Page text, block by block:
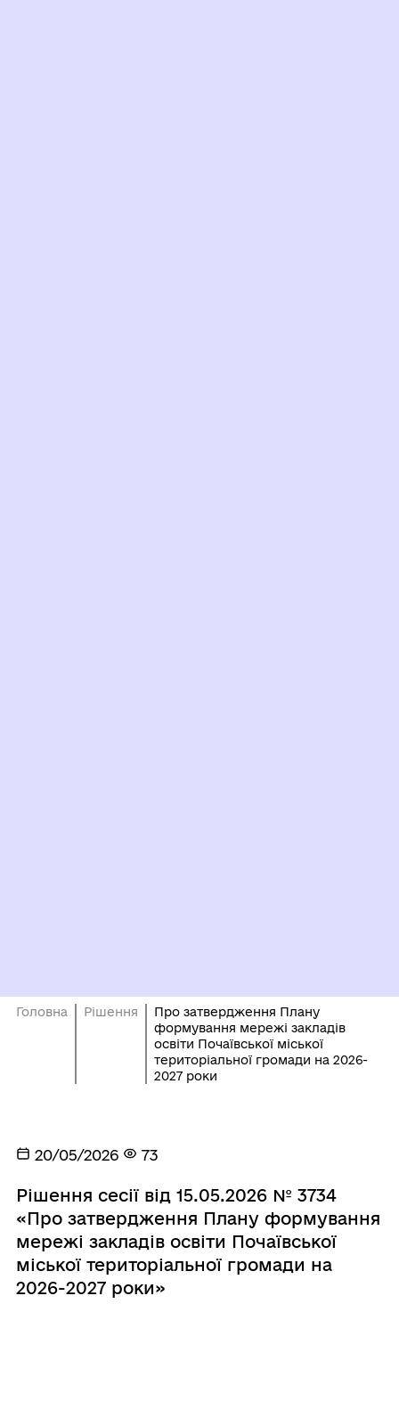
Головна Рішення
Про затвердження Плану
формування мережі закладів
освіти Почаївської міської
територіальної громади на 2026-
2027 роки
20/05/2026 73
Рішення сесії від 15.05.2026 № 3734
«Про затвердження Плану формування
мережі закладів освіти Почаївської
міської територіальної громади на
2026-2027 роки»